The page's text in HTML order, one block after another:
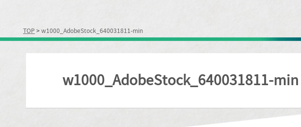
TOP > w1000_AdobeStock_640031811-min
w1000_AdobeStock_640031811-min